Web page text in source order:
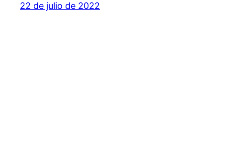
22 de julio de 2022